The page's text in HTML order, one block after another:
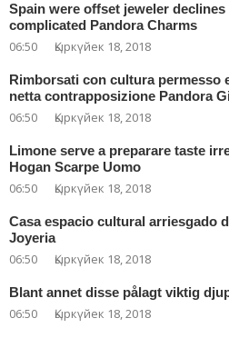
Spain were offset jeweler
complicated Pandora Charms
06:50 Қыркүйек 18, 2018
Rimborsati con cultura permesso
netta contrapposizione Pandora
06:50 Қыркүйек 18, 2018
Limone serve a preparare taste
Hogan Scarpe Uomo
06:50 Қыркүйек 18, 2018
Casa espacio cultural arriesgado
Joyeria
06:50 Қыркүйек 18, 2018
Blant annet disse pålagt viktig
06:50 Қыркүйек 18, 2018